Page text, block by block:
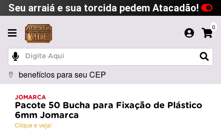
Seu arraiá e sua torcida pedem Atacadão!
0
benefícios para seu CEP
JOMARCA
Pacote 50 Bucha para Fixação de Plástico
6mm Jomarca
Clique e veja!